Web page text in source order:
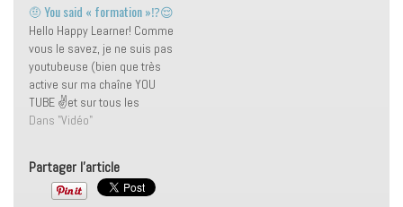
🤨 You said « formation »⁉️😌
Hello Happy Learner! Comme
vous le savez, je ne suis pas
youtubeuse (bien que très
active sur ma chaîne YOU
TUBE ✌et sur tous les
réseaux d'ailleurs) mais bien
pour faire décoller votre vie
grâce à l'anglais 🎯 C'est
Dans "Vidéo"
Partager l'article